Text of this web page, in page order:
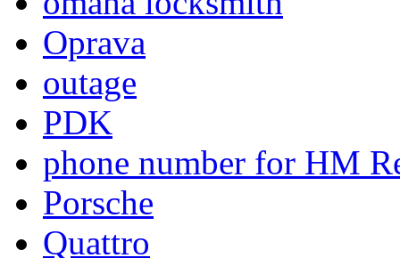
Oprava
outage
PDK
phone number for HM
Porsche
Quattro